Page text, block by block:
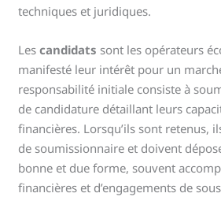
techniques et juridiques.
Lescandidats sont les opérateurs
manifesté leur intérêt pour un
responsabilité initiale consiste à
de candidature détaillant leurs
financières. Lorsqu’ils sont retenus,
de soumissionnaire et doivent
bonne et due forme, souvent
financières et d’engagements de